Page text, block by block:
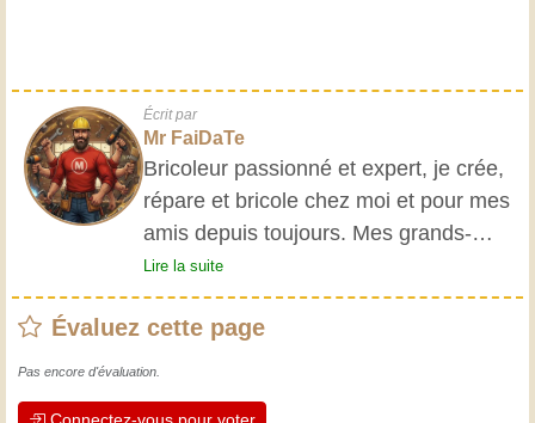
Écrit par
Mr FaiDaTe
Bricoleur passionné et expert, je crée,
répare et bricole chez moi et pour mes
amis depuis toujours. Mes grands-
parents m'ont initié très jeune, et
depuis, j'ai acquis une riche expérience.
L'expérience est essentielle ! Elle nous
Lire la suite
Évaluez cette page
Pas encore d'évaluation.